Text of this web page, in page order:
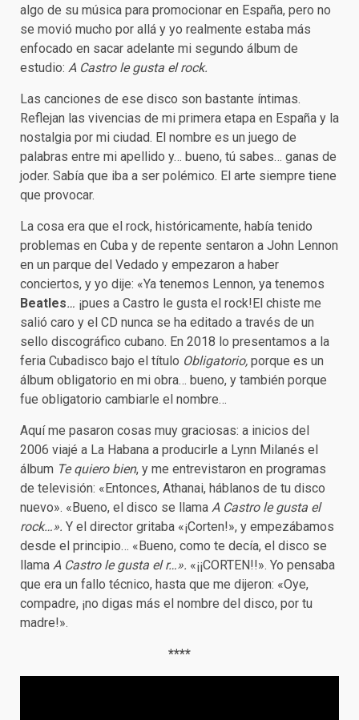
algo de su música para promocionar en España, pero no
se movió mucho por allá y yo realmente estaba más
enfocado en sacar adelante mi segundo álbum de
estudio: A Castro le gusta el rock.
Las canciones de ese disco son bastante íntimas.
Reflejan las vivencias de mi primera etapa en España y la
nostalgia por mi ciudad. El nombre es un juego de
palabras entre mi apellido y… bueno, tú sabes… ganas de
joder. Sabía que iba a ser polémico. El arte siempre tiene
que provocar.
La cosa era que el rock, históricamente, había tenido
problemas en Cuba y de repente sentaron a John Lennon
en un parque del Vedado y empezaron a haber
conciertos, y yo dije: «Ya tenemos Lennon, ya tenemos
Beatles… ¡pues a Castro le gusta el rock!El chiste me
salió caro y el CD nunca se ha editado a través de un
sello discográfico cubano. En 2018 lo presentamos a la
feria Cubadisco bajo el título Obligatorio, porque es un
álbum obligatorio en mi obra… bueno, y también porque
fue obligatorio cambiarle el nombre…
Aquí me pasaron cosas muy graciosas: a inicios del
2006 viajé a La Habana a producirle a Lynn Milanés el
álbum Te quiero bien, y me entrevistaron en programas
de televisión: «Entonces, Athanai, háblanos de tu disco
nuevo». «Bueno, el disco se llama A Castro le gusta el
rock…». Y el director gritaba «¡Corten!», y empezábamos
desde el principio… «Bueno, como te decía, el disco se
llama A Castro le gusta el r…». «¡¡CORTEN!!». Yo pensaba
que era un fallo técnico, hasta que me dijeron: «Oye,
compadre, ¡no digas más el nombre del disco, por tu
madre!».
****